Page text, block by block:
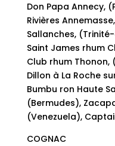
Don Papa Annecy,
Rivières
Sallanches,
Saint James rhum
Club rhum
Dillon à La Roche
Bumbu ron Haute
(Bermudes),
(Venezuela),
COGNAC